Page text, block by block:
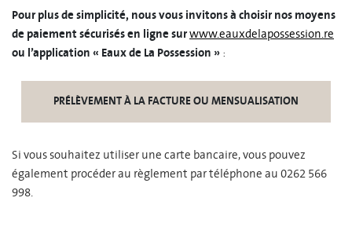
Pour plus de simplicité, nous vous invitons à choisir nos moyens
de paiement sécurisés en ligne surwww.eauxdelapossession.re
ou l’application « Eaux de La Possession »:
PRÉLÈVEMENT À LA FACTURE OU MENSUALISATION
Si vous souhaitez utiliser une carte bancaire, vous pouvez
également procéder au règlement par téléphone au 0262 566
998.